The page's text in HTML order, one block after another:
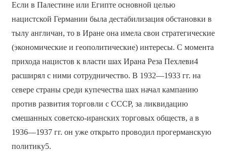
Если в Палестине или Египте основной целью
нацистской Германии была дестабилизация обстановки в
тылу англичан, то в Иране она имела свои стратегические
(экономические и геополитические) интересы. С момента
прихода нацистов к власти шах Ирана Реза Пехлеви4
расширял с ними сотрудничество. В 1932—1933 гг. на
севере страны среди купечества шах начал кампанию
против развития торговли с СССР, за ликвидацию
смешанных советско-иранских торговых обществ, а в
1936—1937 гг. он уже открыто проводил прогерманскую
политику5.